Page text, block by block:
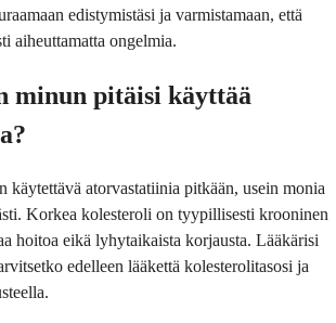
edistymistäsi ja varmistamaan, että
aiheuttamatta ongelmia.
minun pitäisi käyttää
käytettävä atorvastatiinia pitkään, usein monia
Korkea kolesteroli on tyypillisesti krooninen
hoitoa eikä lyhytaikaista korjausta. Lääkärisi
edelleen lääkettä kolesterolitasosi ja